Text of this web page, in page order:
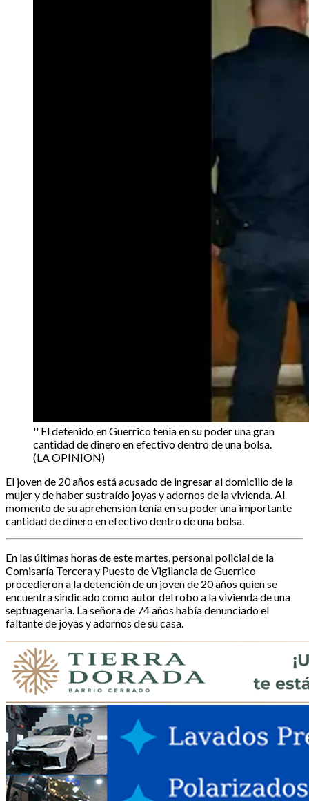
'' El detenido en Guerrico tenía en su poder una gran
cantidad de dinero en efectivo dentro de una bolsa.
(LA OPINION)
El joven de 20 años está acusado de ingresar al domicilio de la
mujer y de haber sustraído joyas y adornos de la vivienda. Al
momento de su aprehensión tenía en su poder una importante
cantidad de dinero en efectivo dentro de una bolsa.
En las últimas horas de este martes, personal policial de la
Comisaría Tercera y Puesto de Vigilancia de Guerrico
procedieron a la detención de un joven de 20 años quien se
encuentra sindicado como autor del robo a la vivienda de una
septuagenaria. La señora de 74 años había denunciado el
faltante de joyas y adornos de su casa.